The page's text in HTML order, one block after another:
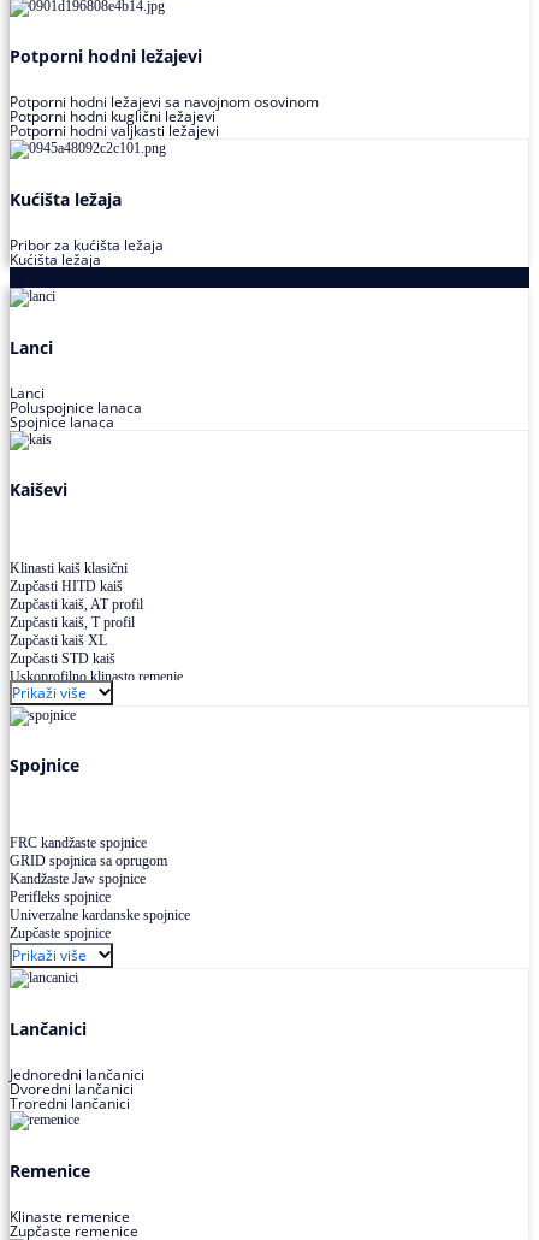
Potporni hodni ležajevi
Potporni hodni ležajevi sa navojnom osovinom
Potporni hodni kuglični ležajevi
Potporni hodni valjkasti ležajevi
Kućišta ležaja
Pribor za kućišta ležaja
Kućišta ležaja
Lanci
Lanci
Poluspojnice lanaca
Spojnice lanaca
Kaiševi
Klinasti kaiš klasični
Zupčasti HITD kaiš
Zupčasti kaiš, AT profil
Zupčasti kaiš, T profil
Zupčasti kaiš XL
Zupčasti STD kaiš
Uskoprofilno klinasto remenje
Uskoprofilno klinasto remenje spojeno
Uskoprofilno klinasto remenje XP extra power
Višekanalno remenje PJ,PK
Prikaži više
Spojnice
FRC kandžaste spojnice
GRID spojnica sa oprugom
Kandžaste Jaw spojnice
Perifleks spojnice
Univerzalne kardanske spojnice
Zupčaste spojnice
Prikaži više
Lančanici
Jednoredni lančanici
Dvoredni lančanici
Troredni lančanici
Remenice
Klinaste remenice
Zupčaste remenice